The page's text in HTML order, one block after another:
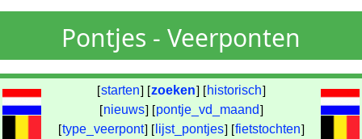
Pontjes - Veerponten
[starten] [zoeken] [ historisch]
[nieuws] [pontje_vd_maand]
[type_veerpont] [ lijst_pontjes] [fietstochten]